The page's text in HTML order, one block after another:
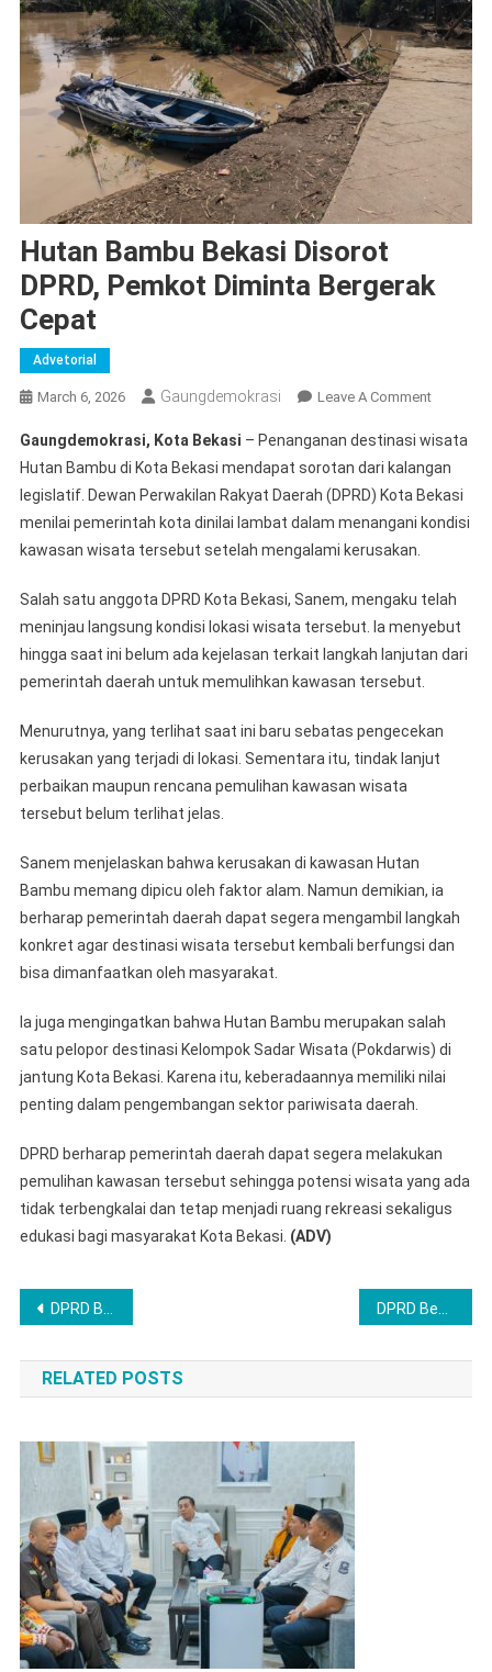
Hutan Bambu Bekasi Disorot
DPRD, Pemkot Diminta Bergerak
Cepat
Advetorial
March 6, 2026 Gaungdemokrasi Leave A CommentOn
Bambu
Bekasi
Disorot
DPRD,
Bergerak
Cepat
Gaungdemokrasi, Kota Bekasi – Penanganan destinasi wisata
Hutan Bambu di Kota Bekasi mendapat sorotan dari kalangan
legislatif. Dewan Perwakilan Rakyat Daerah (DPRD) Kota Bekasi
menilai pemerintah kota dinilai lambat dalam menangani kondisi
kawasan wisata tersebut setelah mengalami kerusakan.
Salah satu anggota DPRD Kota Bekasi, Sanem, mengaku telah
meninjau langsung kondisi lokasi wisata tersebut. Ia menyebut
hingga saat ini belum ada kejelasan terkait langkah lanjutan dari
pemerintah daerah untuk memulihkan kawasan tersebut.
Menurutnya, yang terlihat saat ini baru sebatas pengecekan
kerusakan yang terjadi di lokasi. Sementara itu, tindak lanjut
perbaikan maupun rencana pemulihan kawasan wisata
tersebut belum terlihat jelas.
Sanem menjelaskan bahwa kerusakan di kawasan Hutan
Bambu memang dipicu oleh faktor alam. Namun demikian, ia
berharap pemerintah daerah dapat segera mengambil langkah
konkret agar destinasi wisata tersebut kembali berfungsi dan
bisa dimanfaatkan oleh masyarakat.
Ia juga mengingatkan bahwa Hutan Bambu merupakan salah
satu pelopor destinasi Kelompok Sadar Wisata (Pokdarwis) di
jantung Kota Bekasi. Karena itu, keberadaannya memiliki nilai
penting dalam pengembangan sektor pariwisata daerah.
DPRD berharap pemerintah daerah dapat segera melakukan
pemulihan kawasan tersebut sehingga potensi wisata yang ada
tidak terbengkalai dan tetap menjadi ruang rekreasi sekaligus
edukasi bagi masyarakat Kota Bekasi. (ADV)
Post
navigation
DPRD Bekasi Minta Kepastian Kelanjutan Revitalisasi Pasar Kranji DPRD Bekasi Soroti Perusahaan yang Tak Penuhi Kewajiban RTH
RELATED POSTS